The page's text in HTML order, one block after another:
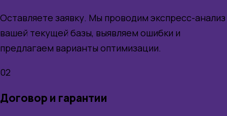
Оставляете заявку. Мы проводим экспресс-анализ
вашей текущей базы, выявляем ошибки и
предлагаем варианты оптимизации.
02
Договор и гарантии